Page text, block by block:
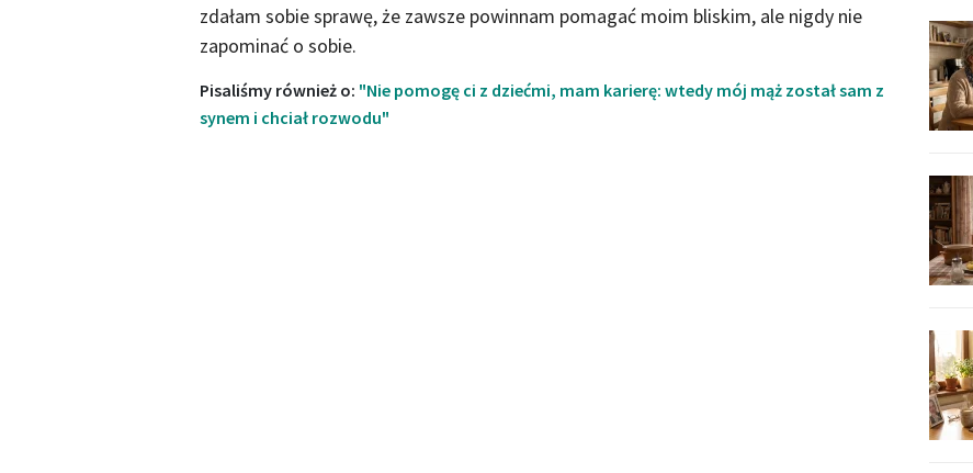
zdałam sobie sprawę, że zawsze powinnam pomagać moim bliskim, ale nigdy nie
zapominać o sobie.
Pisaliśmy również o: "Nie pomogę ci z dziećmi, mam karierę: wtedy mój mąż został sam z
synem i chciał rozwodu"